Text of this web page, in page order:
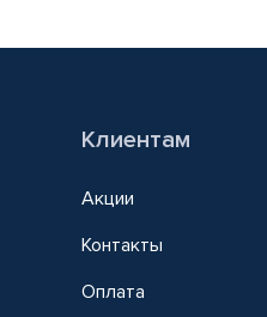
Клиентам
Акции
Контакты
Оплата